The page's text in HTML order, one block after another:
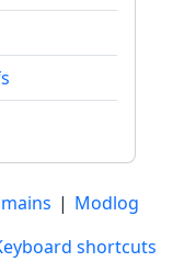
| Modlog
shortcuts